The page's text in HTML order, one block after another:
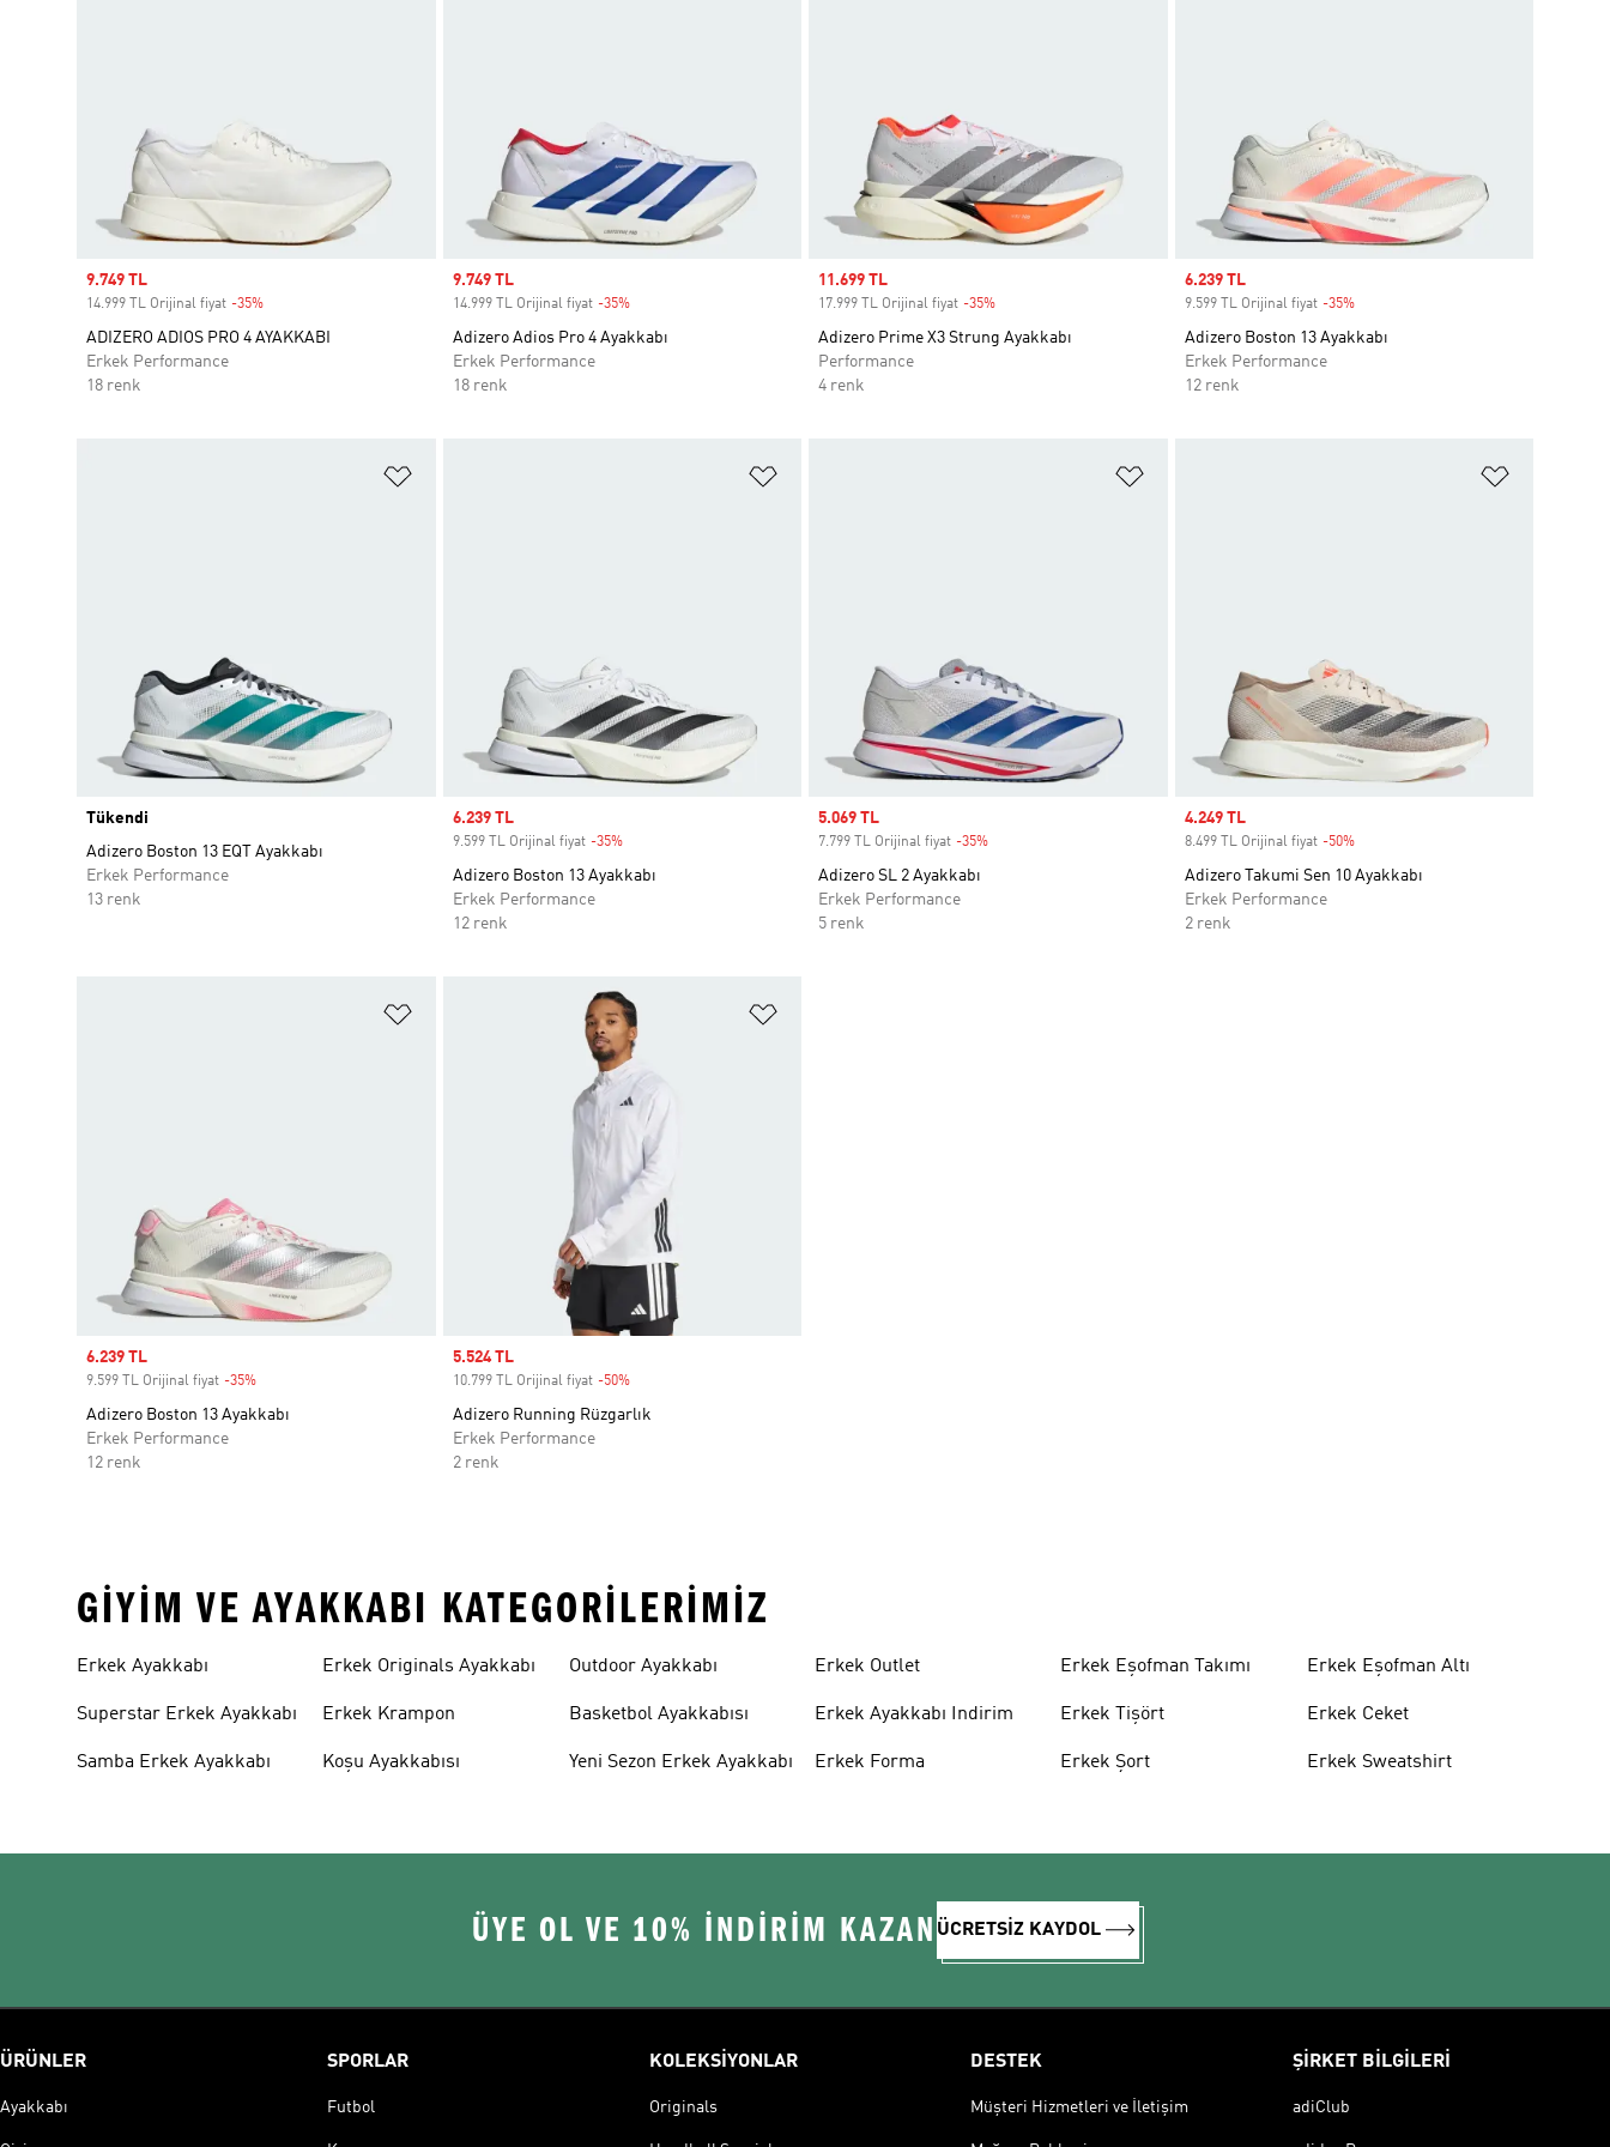
Sale price
9.749 TL
14.999 TL Orijinal fiyat -35%
ADIZERO ADIOS PRO 4 AYAKKABI
Erkek Performance
18 renk
Sale price
9.749 TL
14.999 TL Orijinal fiyat -35%Discount
Adizero Adios Pro 4 Ayakkabı
Erkek Performance
18 renk
Sale price
11.699 TL
17.999 TL Orijinal fiyat -35%
Adizero Prime X3 Strung Ayakkabı
Performance
4 renk
Sale price
6.239 TL
9.599 TL Orijinal fiyat -35%Discount
Adizero Boston 13 Ayakkabı
Erkek Performance
12 renk
Tükendi
Adizero Boston 13 EQT Ayakkabı
Erkek Performance
13 renk
Sale price
6.239 TL
9.599 TL Orijinal fiyat -35%Discount
Adizero Boston 13 Ayakkabı
Erkek Performance
12 renk
Sale price
5.069 TL
7.799 TL Orijinal fiyat -35%
Adizero SL 2 Ayakkabı
Erkek Performance
5 renk
Sale price
4.249 TL
8.499 TL Orijinal fiyat -50%Discount
Adizero Takumi Sen 10 Ayakkabı
Erkek Performance
2 renk
Favori Listesine Ekle
Sale price
6.239 TL
9.599 TL Orijinal fiyat -35%
Adizero Boston 13 Ayakkabı
Erkek Performance
12 renk
Sale price
5.524 TL
10.799 TL Orijinal fiyat -50%Discount
Adizero Running Rüzgarlık
Erkek Performance
2 renk
GIYIM VE AYAKKABI KATEGORILERIMIZ
Erkek Ayakkabı
Superstar Erkek Ayakkabı
Samba Erkek Ayakkabı
Erkek Originals Ayakkabı
Erkek Krampon
Koşu Ayakkabısı
Outdoor Ayakkabı
Basketbol Ayakkabısı
Yeni Sezon Erkek Ayakkabı
Erkek Outlet
Erkek Ayakkabı Indirim
Erkek Forma
Erkek Eşofman Takımı
Erkek Tişört
Erkek Şort
Erkek Eşofman Altı
Erkek Ceket
Erkek Sweatshirt
ÜYE OL VE 10% İNDİRİM KAZAN ÜCRETSİZ KAYDOL
ÜRÜNLER
Ayakkabı
SPORLAR
Futbol
KOLEKSİYONLAR
Originals
DESTEK
Müşteri Hizmetleri ve İletişim
ŞİRKET BİLGİLERİ
adiClub